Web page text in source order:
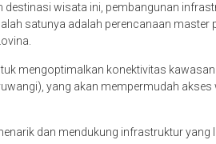
destinasi wisata ini, pembangunan
satunya adalah perencanaan master
mengoptimalkan konektivitas
yang akan mempermudah
dan mendukung infrastruktur yang